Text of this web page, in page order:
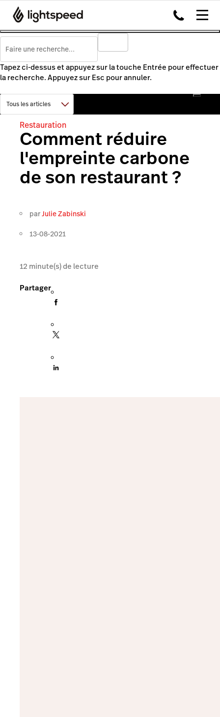
Tapez ci-dessus et appuyez sur la touche Entrée pour effectuer
la recherche. Appuyez sur Esc pour annuler.
Restauration
Comment réduire
l'empreinte carbone
de son restaurant ?
parJulie Zabinski
13-08-2021
12 minute(s) de lecture
Partager